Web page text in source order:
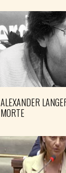
ALEXANDER
MORTE